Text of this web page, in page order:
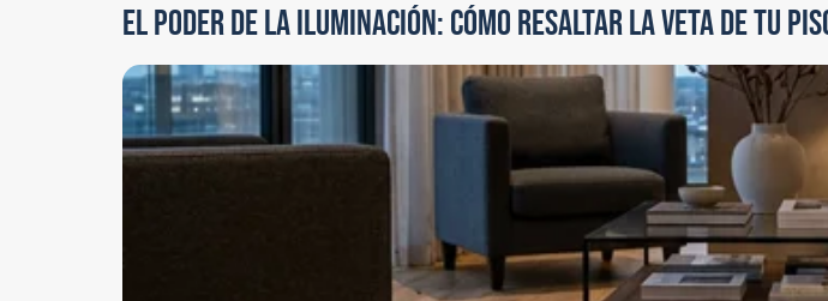
EL PODER DE LA ILUMINACIÓN: CÓMO RESALTAR LA VETA DE TU